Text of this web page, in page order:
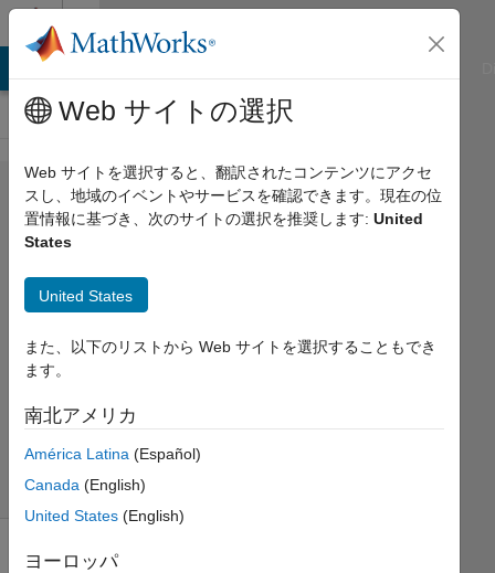
コンテンツへスキップ
Problem
1422.
the
Castelli
solvers
8 likes
Web サイトの選択
Web サイトを選択すると、翻訳されたコンテンツにアクセ
スし、地域のイベントやサービスを確認できます。現在の位
置情報に基づき、次のサイトの選択を推奨します: United
States
United States
また、以下のリストから Web サイトを選択することもでき
ます。
南北アメリカ
América Latina (Español)
Canada (English)
United States (English)
ヨーロッパ